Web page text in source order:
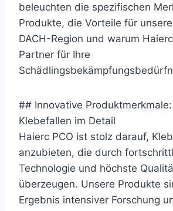
beleuchten die spezifischen
Produkte, die Vorteile für
DACH-Region und warum
Partner für Ihre
## Innovative
Klebefallen im Detail
Haierc PCO ist stolz darauf,
anzubieten, die durch
Technologie und höchste
überzeugen. Unsere Produkte
Ergebnis intensiver Forschung